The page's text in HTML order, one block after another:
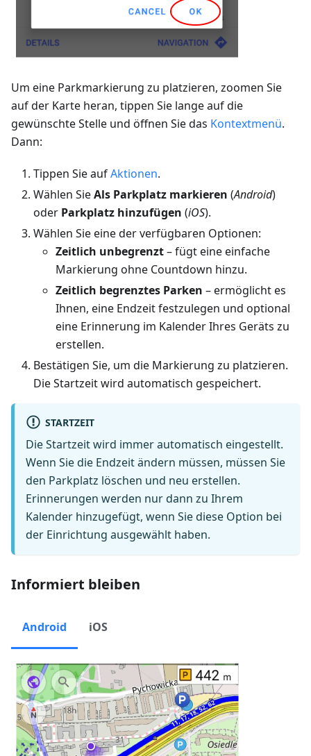
Um eine Parkmarkierung zu platzieren, zoomen Sie
auf der Karte heran, tippen Sie lange auf die
gewünschte Stelle und öffnen Sie das Kontextmenü.
Dann:
Tippen Sie aufAktionen.
Wählen SieAls Parkplatz markieren (Android)
oder Parkplatz hinzufügen (iOS).
Wählen Sie eine der verfügbaren Optionen:
Zeitlich unbegrenzt– fügt eine einfache
Markierung ohne Countdown hinzu.
Zeitlich begrenztes Parken – ermöglicht es
Ihnen, eine Endzeit festzulegen und optional
eine Erinnerung im Kalender Ihres Geräts zu
erstellen.
Bestätigen Sie, um die Markierung zu platzieren.
Die Startzeit wird automatisch gespeichert.
STARTZEIT
Die Startzeit wird immer automatisch eingestellt.
Wenn Sie die Endzeit ändern müssen, müssen Sie
den Parkplatz löschen und neu erstellen.
Erinnerungen werden nur dann zu Ihrem
Kalender hinzugefügt, wenn Sie diese Option bei
der Einrichtung ausgewählt haben.
Informiert bleiben
Android iOS